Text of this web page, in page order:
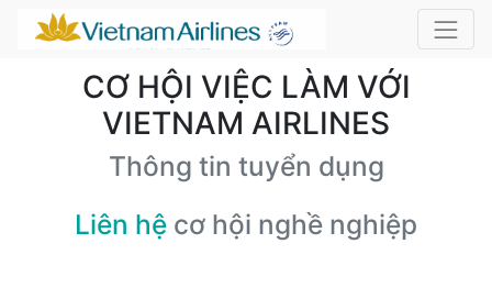
CƠ HỘI VIỆC LÀM VỚI
VIETNAM AIRLINES
Thông tin tuyển dụng
Liên hệ cơ hội nghề nghiệp